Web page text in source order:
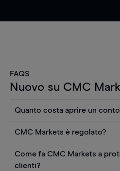
FAQS
Nuovo su CMC
Quanto costa aprire un
Puoi anche visualizzare
utilizzare strumenti come
o rapporti quantitativi sui titoli
CMC Markets è regolato?
regolamentato dall'Autorità
Come fa CMC Markets a
clienti?